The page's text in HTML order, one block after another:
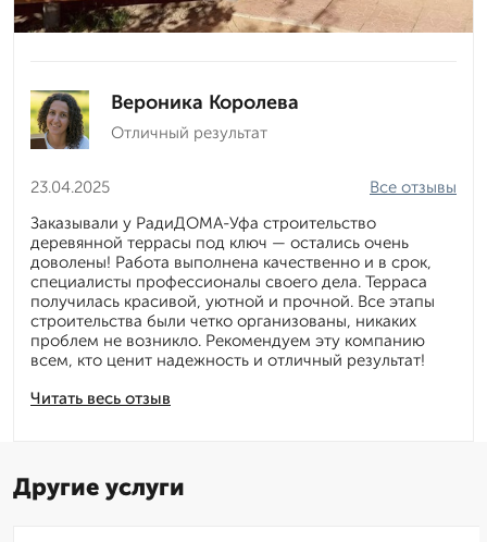
Вероника Королева
Отличный результат
23.04.2025
Читать весь отзыв
Все отзывы
Заказывали у РадиДОМА-Уфа строительство
деревянной террасы под ключ — остались очень
доволены! Работа выполнена качественно и в срок,
специалисты профессионалы своего дела. Терраса
получилась красивой, уютной и прочной. Все этапы
строительства были четко организованы, никаких
проблем не возникло. Рекомендуем эту компанию
всем, кто ценит надежность и отличный результат!
Другие услуги